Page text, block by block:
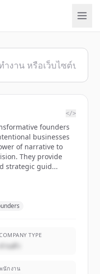
</>
founders
businesses
of narrative to
They provide
strategic guid...
TYPE
ส่วนตัว
นักงาน